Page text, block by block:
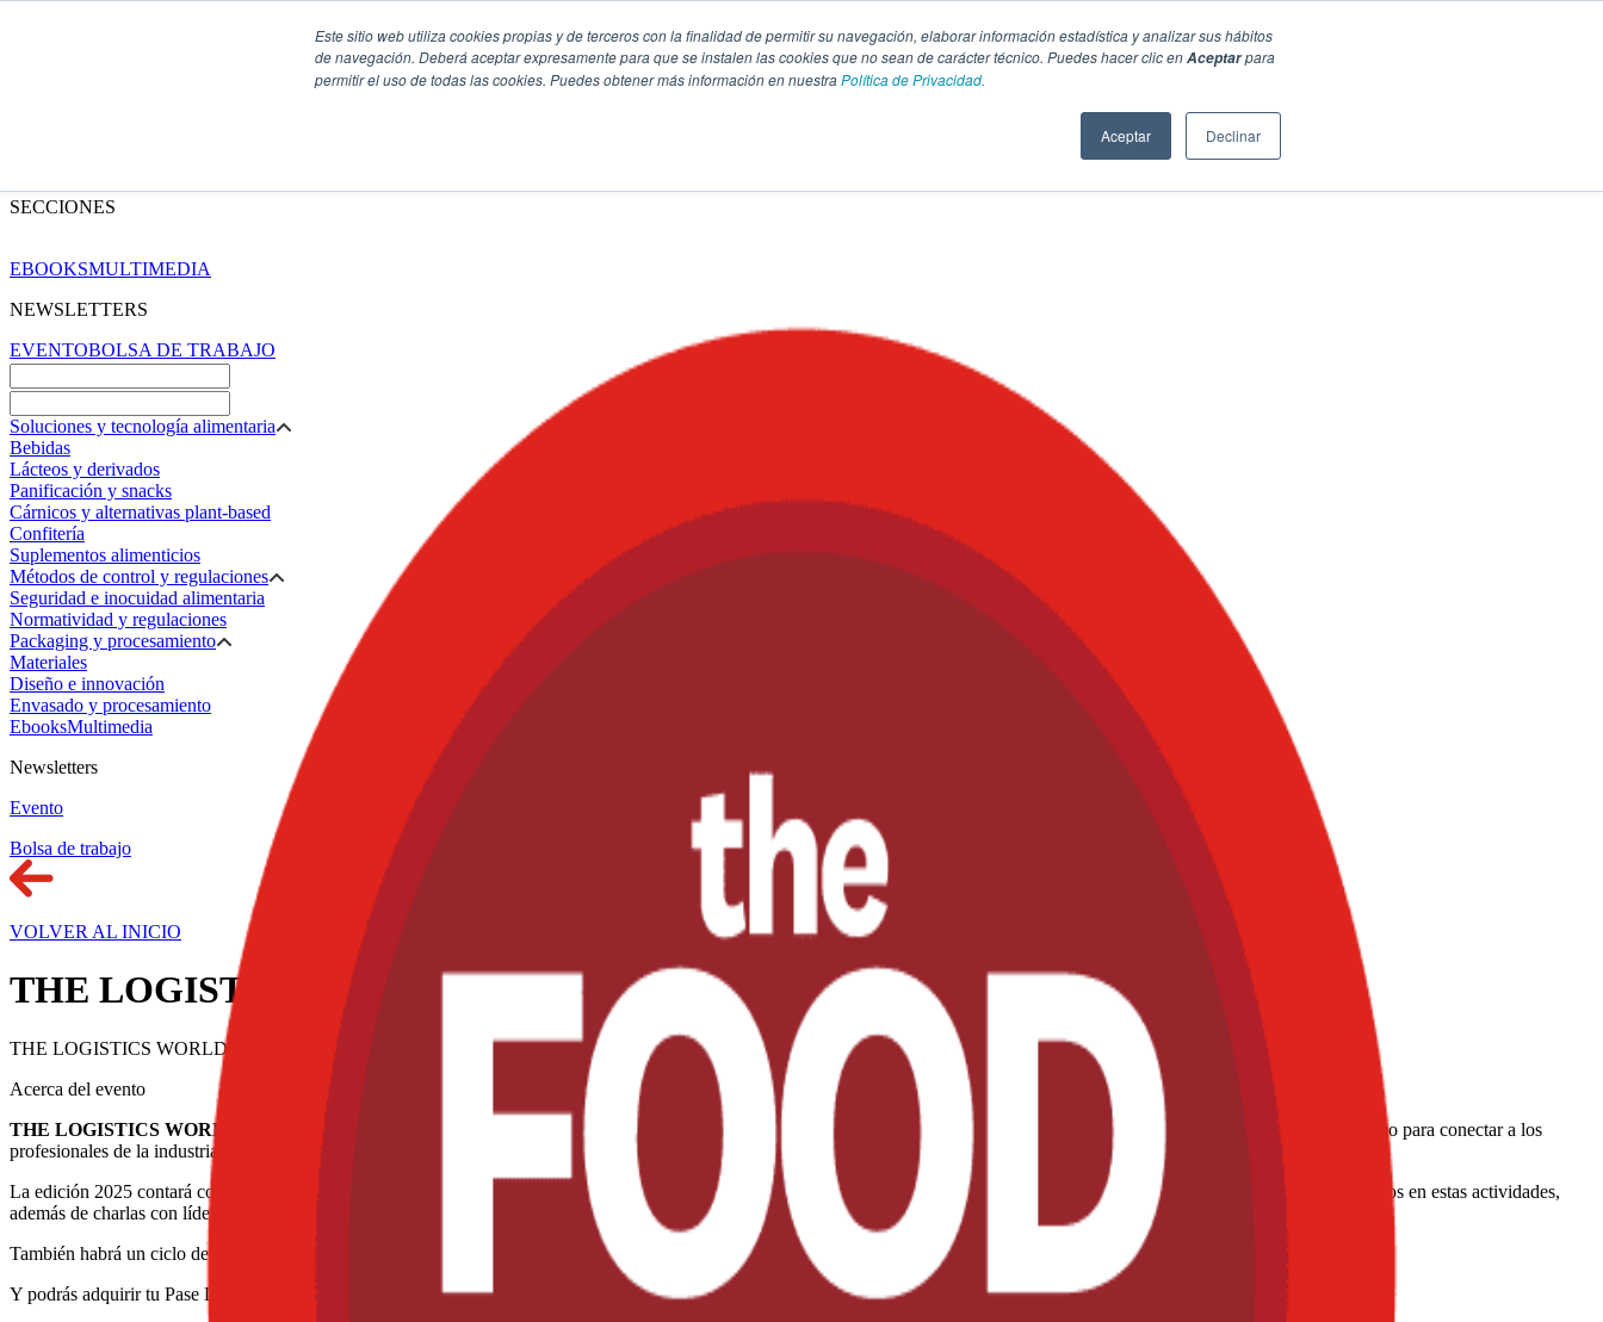
Este sitio web utiliza cookies propias y de terceros con la finalidad de permitir su navegación, elaborar información estadística y analizar sus hábitos
de navegación. Deberá aceptar expresamente para que se instalen las cookies que no sean de carácter técnico. Puedes hacer clic enAceptarpara
permitir el uso de todas las cookies. Puedes obtener más información en nuestraPolítica de Privacidad.
Aceptar Declinar
SECCIONES
EBOOKSMULTIMEDIA
NEWSLETTERS
EVENTOBOLSA DE TRABAJO
Soluciones y tecnología alimentaria
Bebidas
Lácteos y derivados
Panificación y snacks
Cárnicos y alternativas plant-based
Confitería
Suplementos alimenticios
Métodos de control y regulaciones
Seguridad e inocuidad alimentaria
Normatividad y regulaciones
Packaging y procesamiento
Materiales
Diseño e innovación
Envasado y procesamiento
EbooksMultimedia
Newsletters
Evento
Bolsa de trabajo
VOLVER AL INICIO
THE LOGISTICS WORLD® | SUMMIT & EXPO 2025
THE LOGISTICS WORLD® | SUMMIT & EXPO 2025
Acerca del evento
THE LOGISTICS WORLD® | SUMMIT & EXPO 2025
, la exposición más importante de logística, transporte y comercio internacional de Latinoamérica llega nuevamente este año para conectar a los
profesionales de la industria de cadena de suministro de la región, tanto para hacer negocios como para capacitarse y generar un networking de alto nivel.
La edición 2025 contará con el
Congreso de Comercio Exterior , así como el Congreso de Comercio Electrónico y Última Milla
, en donde se presentarán proveedores especializados en estas actividades,
además de charlas con líderes de la industria y casos de éxito.
También habrá un ciclo de más de 50 conferencias gratuitas, nuestras
Logistics Talks
, durante los dos días del evento.
Y podrás adquirir tu Pase Dorado para
El Summit
365 omnicanal, nuestro congreso internacional del más alto nivel en logística y supply chain.